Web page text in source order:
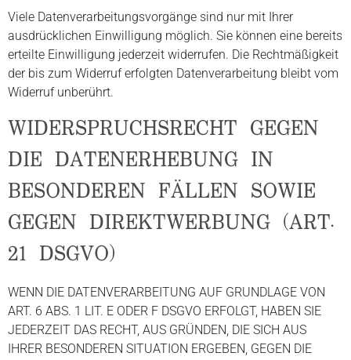
Viele Datenverarbeitungsvorgänge sind nur mit Ihrer
ausdrücklichen Einwilligung möglich. Sie können eine bereits
erteilte Einwilligung jederzeit widerrufen. Die Rechtmäßigkeit
der bis zum Widerruf erfolgten Datenverarbeitung bleibt vom
Widerruf unberührt.
WIDERSPRUCHSRECHT GEGEN
DIE DATENERHEBUNG IN
BESONDEREN FÄLLEN SOWIE
GEGEN DIREKTWERBUNG (ART.
21 DSGVO)
WENN DIE DATENVERARBEITUNG AUF GRUNDLAGE VON
ART. 6 ABS. 1 LIT. E ODER F DSGVO ERFOLGT, HABEN SIE
JEDERZEIT DAS RECHT, AUS GRÜNDEN, DIE SICH AUS
IHRER BESONDEREN SITUATION ERGEBEN, GEGEN DIE